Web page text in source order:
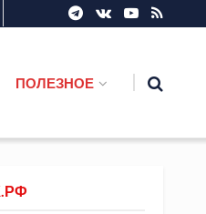
ПОЛЕЗНОЕ